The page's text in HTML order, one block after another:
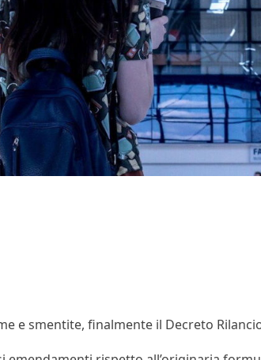
e smentite, finalmente il Decreto